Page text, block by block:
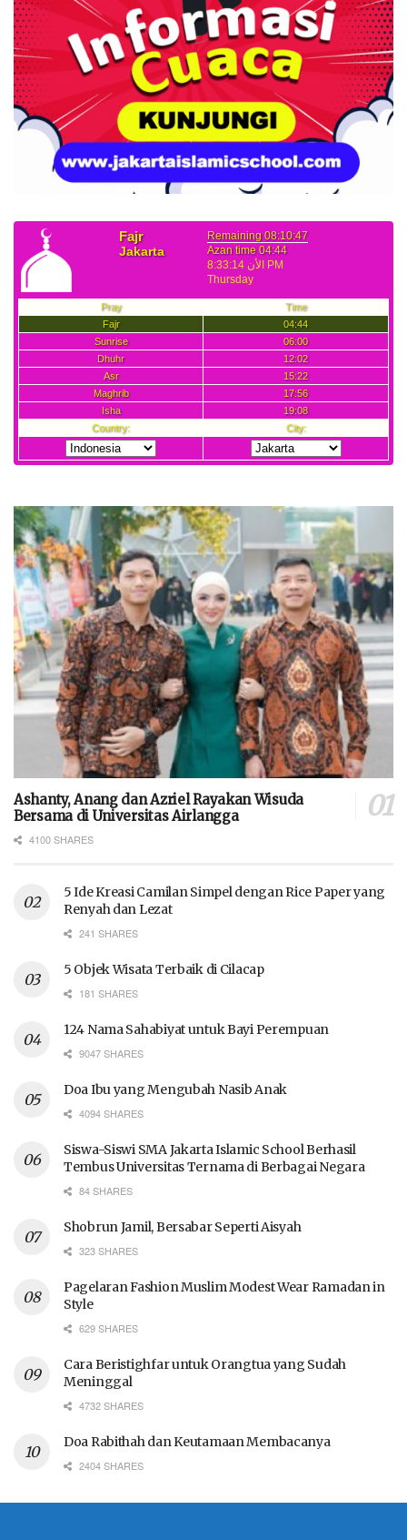
Ashanty, Anang dan Azriel Rayakan Wisuda
Bersama di Universitas Airlangga
4100 SHARES
5 Ide Kreasi Camilan Simpel dengan Rice Paper yang
Renyah dan Lezat
241 SHARES
5 Objek Wisata Terbaik di Cilacap
181 SHARES
124 Nama Sahabiyat untuk Bayi Perempuan
9047 SHARES
Doa Ibu yang Mengubah Nasib Anak
4094 SHARES
Siswa-Siswi SMA Jakarta Islamic School Berhasil
Tembus Universitas Ternama di Berbagai Negara
84 SHARES
Shobrun Jamil, Bersabar Seperti Aisyah
323 SHARES
Pagelaran Fashion Muslim Modest Wear Ramadan in
Style
629 SHARES
Cara Beristighfar untuk Orangtua yang Sudah
Meninggal
4732 SHARES
Doa Rabithah dan Keutamaan Membacanya
2404 SHARES